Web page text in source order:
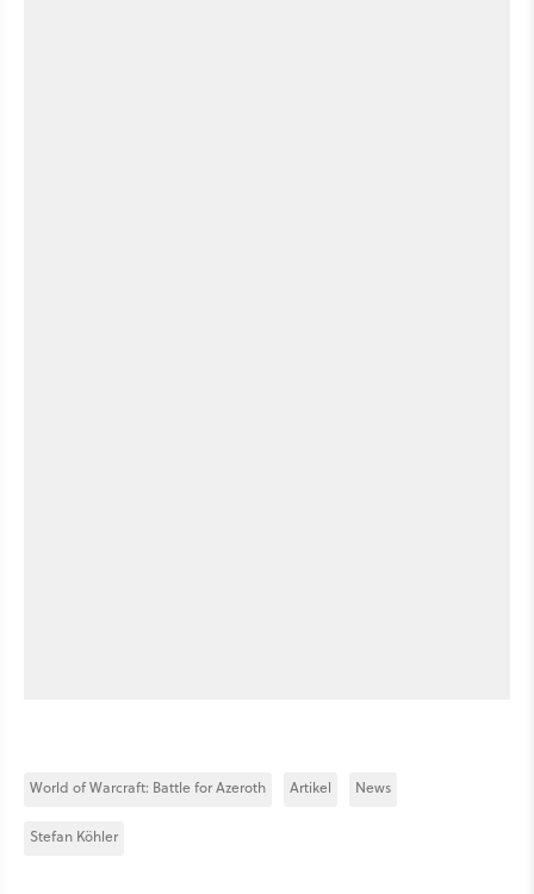
World of Warcraft: Battle for Azeroth Artikel News
Stefan Köhler